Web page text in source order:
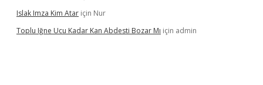
Islak Imza Kim Atar için Nur
Toplu Iğne Ucu Kadar Kan Abdesti Bozar Mı için admin